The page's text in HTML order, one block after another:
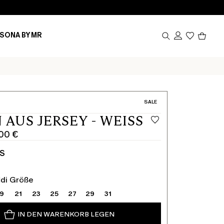
BY MR
KATEGORIE:
SALE
AUS JERSEY - WEISS
€
Größe
21 23 25 27 29 31
IN DEN WARENKORB LEGEN